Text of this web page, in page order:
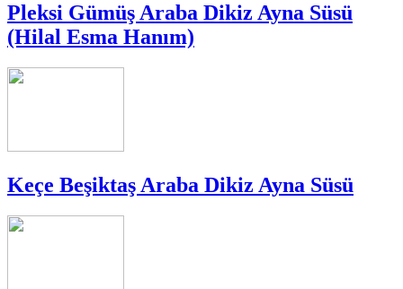
Pleksi Gümüş Araba Dikiz Ayna Süsü
(Hilal Esma Hanım)
Keçe Beşiktaş Araba Dikiz Ayna Süsü